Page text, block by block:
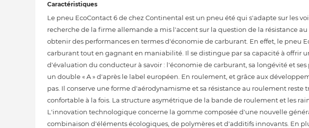
Caractéristiques
Le pneu EcoContact 6 de chez Continental est un pneu été qui s'adapte sur les
recherche de la firme allemande a mis l'accent sur la question de la résistance
obtenir des performances en termes d'économie de carburant. En effet, le pneu
carburant tout en gagnant en maniabilité. Il se distingue par sa capacité à offrir
d'évaluation du conducteur à savoir : l'économie de carburant, sa longévité et
un double « A » d'après le label européen. En roulement, et grâce aux
pas. Il conserve une forme d'aérodynamisme et sa résistance au roulement reste
confortable à la fois. La structure asymétrique de la bande de roulement et les
L'innovation technologique concerne la gomme composée d'une nouvelle
combinaison d'éléments écologiques, de polymères et d'additifs innovants. En